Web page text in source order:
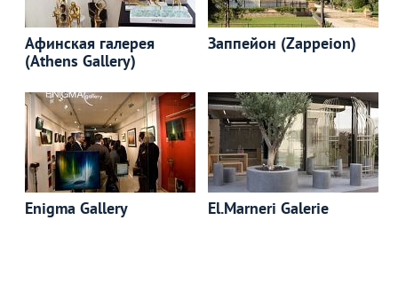
Афинская галерея
(Athens Gallery)
Заппейон (Zappeion)
Enigma Gallery El.Marneri Galerie